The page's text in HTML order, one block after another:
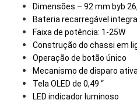
Dimensões – 92 mm byb
Bateria recarregável
Faixa de potência: 1-25W
Construção do chassi em
Operação de botão único
Mecanismo de disparo
Tela OLED de 0,49 “
LED indicador luminoso